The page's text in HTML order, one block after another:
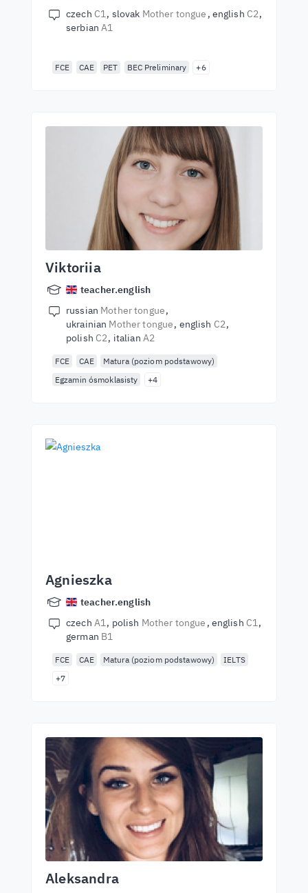
czech C1 slovak Mother tongue english C2
serbianA1
FCE CAE PET BEC Preliminary +6
Viktoriia
teacher.english
russian Mother tongue
ukrainian Mother tongue english C2
polish C2 italian A2
FCE CAE
Matura (poziom podstawowy)
Egzamin ósmoklasisty
+4
Agnieszka
teacher.english
czech A1 polish Mother tongue english C1
german B1
FCE CAE Matura (poziom podstawowy)
IELTS
+7
Aleksandra